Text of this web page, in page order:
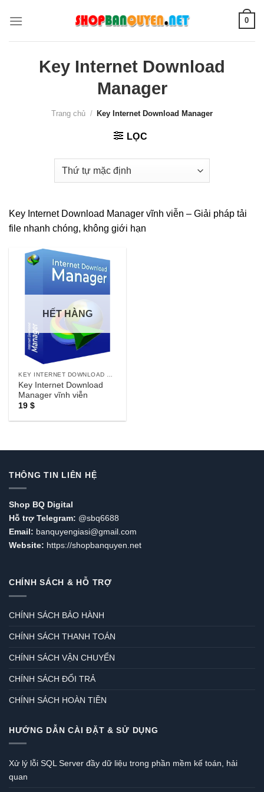
0
Key Internet Download
Manager
Trang chủ / Key Internet Download Manager
LỌC
Key Internet Download Manager vĩnh viễn – Giải pháp tải
file nhanh chóng, không giới hạn
HẾT HÀNG
KEY INTERNET DOWNLOAD MANAGER
Key Internet Download
Manager vĩnh viễn
19$
THÔNG TIN LIÊN HỆ
Shop BQ Digital
Hỗ trợ Telegram: @sbq6688
Email: banquyengiasi@gmail.com
Website: https://shopbanquyen.net
CHÍNH SÁCH & HỖ TRỢ
CHÍNH SÁCH BẢO HÀNH
CHÍNH SÁCH THANH TOÁN
CHÍNH SÁCH VẬN CHUYỂN
CHÍNH SÁCH ĐỔI TRẢ
CHÍNH SÁCH HOÀN TIỀN
HƯỚNG DẪN CÀI ĐẶT & SỬ DỤNG
Xử lý lỗi SQL Server đầy dữ liệu trong phần mềm kế toán, hải
quan